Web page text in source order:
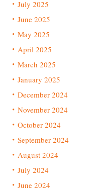
July 2025
June 2025
May 2025
April 2025
March 2025
January 2025
December 2024
November 2024
October 2024
September 2024
August 2024
July 2024
June 2024